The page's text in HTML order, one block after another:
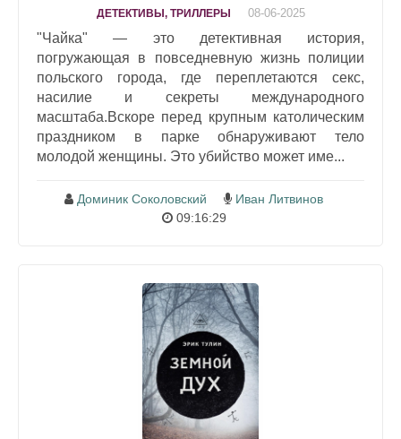
ДЕТЕКТИВЫ, ТРИЛЛЕРЫ 08-06-2025
"Чайка" — это детективная история,
погружающая в повседневную жизнь полиции
польского города, где переплетаются секс,
насилие и секреты международного
масштаба.Вскоре перед крупным католическим
праздником в парке обнаруживают тело
молодой женщины. Это убийство может име...
Доминик Соколовский
Иван Литвинов
09:16:29